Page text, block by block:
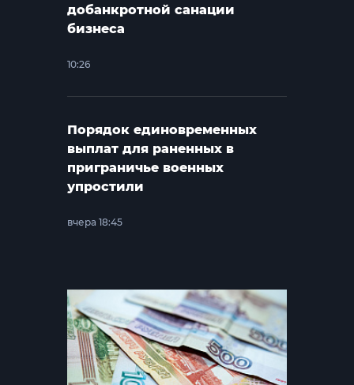
добанкротной санации
бизнеса
10:26
Порядок единовременных
выплат для раненных в
приграничье военных
упростили
вчера 18:45